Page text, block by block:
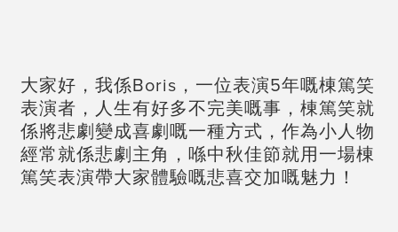
大家好，我係Boris，一位表演5年嘅棟篤笑
表演者，人生有好多不完美嘅事，棟篤笑就
係將悲劇變成喜劇嘅一種方式，作為小人物
經常就係悲劇主角，喺中秋佳節就用一場棟
篤笑表演帶大家體驗嘅悲喜交加嘅魅力！